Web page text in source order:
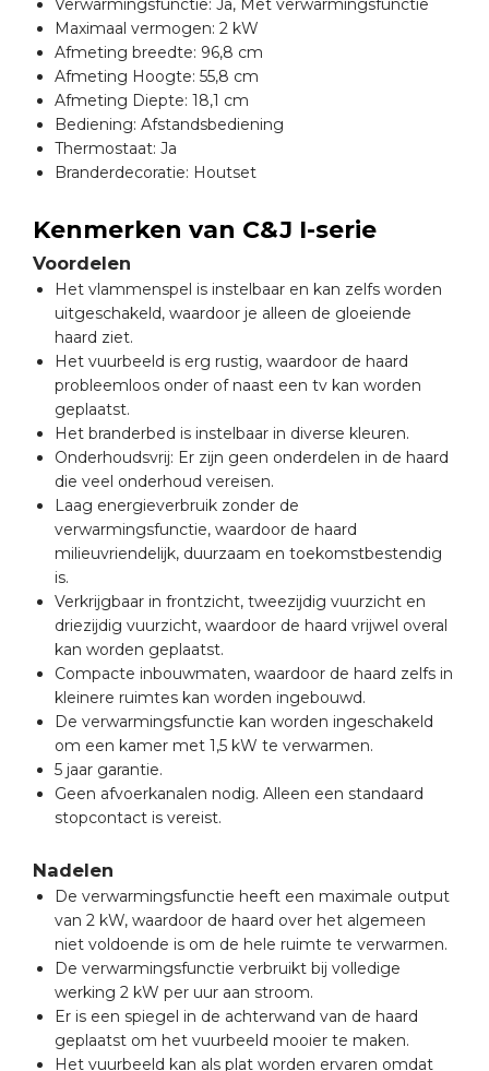
Verwarmingsfunctie: Ja, Met verwarmingsfunctie
Maximaal vermogen: 2 kW
Afmeting breedte: 96,8 cm
Afmeting Hoogte: 55,8 cm
Afmeting Diepte: 18,1 cm
Bediening: Afstandsbediening
Thermostaat: Ja
Branderdecoratie: Houtset
Kenmerken van C&J I-serie
Voordelen
Het vlammenspel is instelbaar en kan zelfs worden
uitgeschakeld, waardoor je alleen de gloeiende
haard ziet.
Het vuurbeeld is erg rustig, waardoor de haard
probleemloos onder of naast een tv kan worden
geplaatst.
Het branderbed is instelbaar in diverse kleuren.
Onderhoudsvrij: Er zijn geen onderdelen in de haard
die veel onderhoud vereisen.
Laag energieverbruik zonder de
verwarmingsfunctie, waardoor de haard
milieuvriendelijk, duurzaam en toekomstbestendig
is.
Verkrijgbaar in frontzicht, tweezijdig vuurzicht en
driezijdig vuurzicht, waardoor de haard vrijwel overal
kan worden geplaatst.
Compacte inbouwmaten, waardoor de haard zelfs in
kleinere ruimtes kan worden ingebouwd.
De verwarmingsfunctie kan worden ingeschakeld
om een kamer met 1,5 kW te verwarmen.
5 jaar garantie.
Geen afvoerkanalen nodig. Alleen een standaard
stopcontact is vereist.
Nadelen
De verwarmingsfunctie heeft een maximale output
van 2 kW, waardoor de haard over het algemeen
niet voldoende is om de hele ruimte te verwarmen.
De verwarmingsfunctie verbruikt bij volledige
werking 2 kW per uur aan stroom.
Er is een spiegel in de achterwand van de haard
geplaatst om het vuurbeeld mooier te maken.
Het vuurbeeld kan als plat worden ervaren omdat